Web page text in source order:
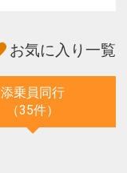
お気に入り一覧
添乗員同行
（35件）